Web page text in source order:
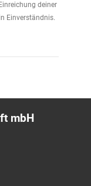
deiner
Einverständnis.
mbH